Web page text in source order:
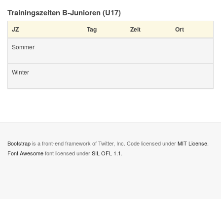
Trainingszeiten B-Junioren (U17)
JZ Tag Zeit Ort
Sommer
Winter
Bootstrapis a front-end framework of Twitter, Inc. Code licensed underMIT License.
Font Awesomefont licensed underSIL OFL 1.1